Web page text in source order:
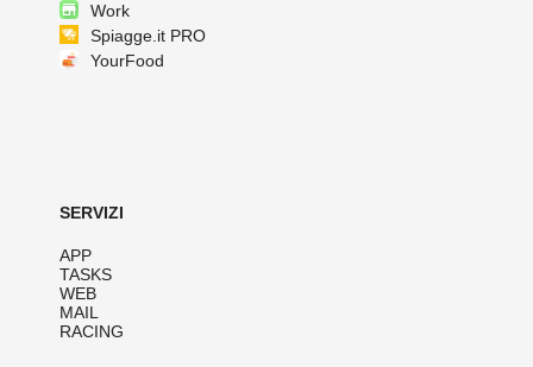
Work
Spiagge.it PRO
YourFood
SERVIZI
APP
TASKS
WEB
MAIL
RACING